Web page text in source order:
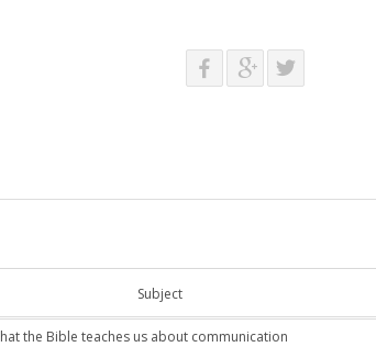
Subject
the Bible teaches us about communication